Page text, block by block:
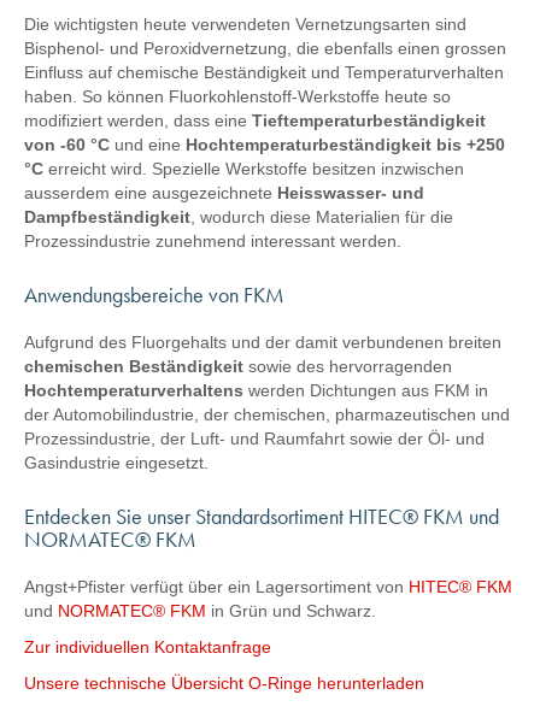
Die wichtigsten heute verwendeten Vernetzungsarten sind
Bisphenol- und Peroxidvernetzung, die ebenfalls einen grossen
Einfluss auf chemische Beständigkeit und Temperaturverhalten
haben. So können Fluorkohlenstoff-Werkstoffe heute so
modifiziert werden, dass eine Tieftemperaturbeständigkeit
von -60 °C und eine Hochtemperaturbeständigkeit bis +250
°C erreicht wird. Spezielle Werkstoffe besitzen inzwischen
ausserdem eine ausgezeichnete Heisswasser- und
Dampfbeständigkeit , wodurch diese Materialien für die
Prozessindustrie zunehmend interessant werden.
Anwendungsbereiche von FKM
Aufgrund des Fluorgehalts und der damit verbundenen breiten
chemischen Beständigkeit sowie des hervorragenden
Hochtemperaturverhaltens werden Dichtungen aus FKM in
der Automobilindustrie, der chemischen, pharmazeutischen und
Prozessindustrie, der Luft- und Raumfahrt sowie der Öl- und
Gasindustrie eingesetzt.
Entdecken Sie unser Standardsortiment HITEC® FKM und
NORMATEC® FKM
Angst+Pfister verfügt über ein Lagersortiment von HITEC® FKM
und NORMATEC® FKM in Grün und Schwarz.
Zur individuellen Kontaktanfrage
Unsere technische Übersicht O-Ringe herunterladen